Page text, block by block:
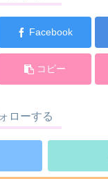
Facebook
コピー
ローする